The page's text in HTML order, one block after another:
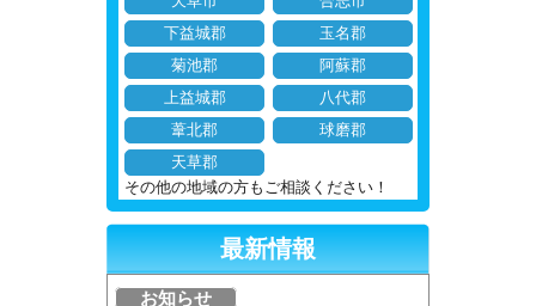
下益城郡
玉名郡
菊池郡
阿蘇郡
上益城郡
八代郡
葦北郡
球磨郡
天草郡
その他の地域の方もご相談ください！
最新情報
お知らせ